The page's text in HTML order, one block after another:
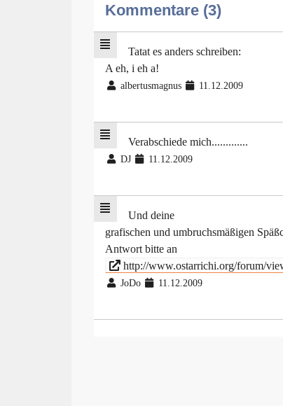
Kommentare (3)
Tatat es anders schreiben:
A eh, i eh a!
albertusmagnus 11.12.2009
Verabschiede mich.............
DJ 11.12.2009
Und deine
grafischen und umbruchsmäßigen
Antwort bitte an
http://www.ostarrichi.org/forum/
JoDo 11.12.2009